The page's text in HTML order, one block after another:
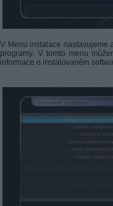
V Menu instalace nastavujeme
programy. V tomto menu
informace o instalovaném